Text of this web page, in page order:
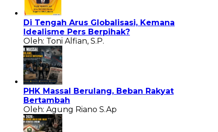
Di Tengah Arus Globalisasi, Kemana
Idealisme Pers Berpihak?
Oleh: Toni Alfian, S.P.
PHK Massal Berulang, Beban Rakyat
Bertambah
Oleh: Agung Riano S.Ap